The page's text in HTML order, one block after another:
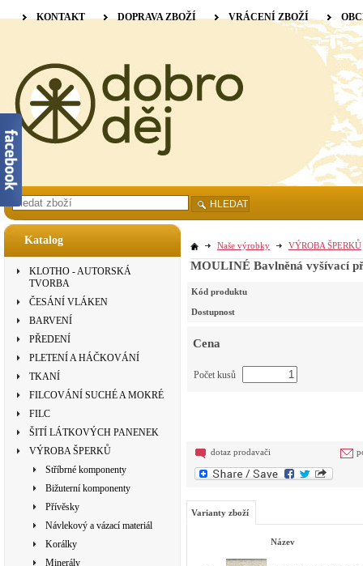
Katalog
KLOTHO - AUTORSKÁ
TVORBA
ČESÁNÍ VLÁKEN
BARVENÍ
PŘEDENÍ
PLETENÍ A HÁČKOVÁNÍ
TKANÍ
FILCOVÁNÍ SUCHÉ A MOKRÉ
FILC
ŠITÍ LÁTKOVÝCH PANENEK
VÝROBA ŠPERKŮ
Stříbrné komponenty
Bižuterní komponenty
Přívěsky
Návlekový a vázací materiál
Korálky
Minerály
Naše výrobky VÝROBA ŠPERKŮ
MOULINÉ Bavlněná vyšívací
Kód produktu
Dostupnost
Cena
Počet kusů
dotaz prodavači
Varianty zboží
Název
KONTAKT DOPRAVA ZBOŽÍ VRÁCENÍ ZBOŽÍ
HLEDAT